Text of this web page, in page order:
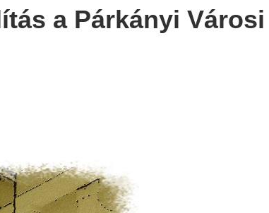
a Párkányi Városi